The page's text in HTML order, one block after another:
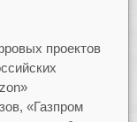
проектов
«Газпром